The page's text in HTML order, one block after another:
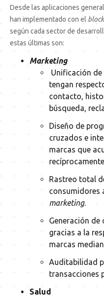
Desde las aplicaciones
han implementado con el
según cada sector de
estas últimas son:
Marketing
Unificación
tengan
contacto,
búsqueda,
Diseño de
cruzados e
marcas que
Rastreo total
consumidores
marketing.
Generación
gracias a la
marcas
Auditabilidad
transacciones
Salud